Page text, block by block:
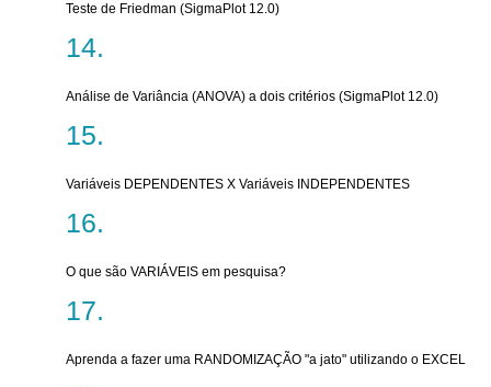
Teste de Friedman (SigmaPlot 12.0)
Análise de Variância (ANOVA) a dois critérios (SigmaPlot 12.0)
Variáveis DEPENDENTES X Variáveis INDEPENDENTES
O que são VARIÁVEIS em pesquisa?
Aprenda a fazer uma RANDOMIZAÇÃO "a jato" utilizando o EXCEL